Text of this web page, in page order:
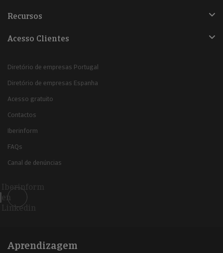
Recursos
Acesso Clientes
Diretório de empresas Portugal
Diretório de empresas Espanha
Acesso gratuito
Contactos
Iberinform
FAQs
Canal de denúncias
Iberinform
en
Linkedin
Aprendizagem